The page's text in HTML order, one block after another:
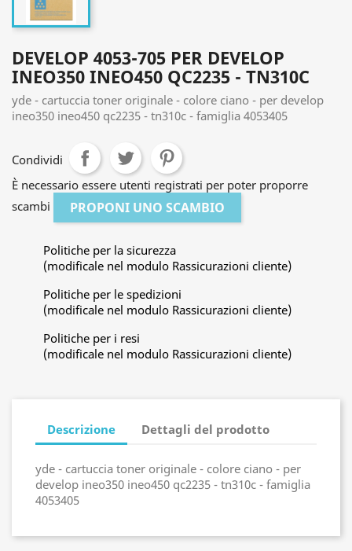
DEVELOP 4053-705 PER DEVELOP
INEO350 INEO450 QC2235 - TN310C
yde - cartuccia toner originale - colore ciano - per develop
ineo350 ineo450 qc2235 - tn310c - famiglia 4053405
Condividi
È necessario essere utenti registrati per poter proporre
scambi
PROPONI UNO SCAMBIO
Politiche per la sicurezza
(modificale nel modulo Rassicurazioni cliente)
Politiche per le spedizioni
(modificale nel modulo Rassicurazioni cliente)
Politiche per i resi
(modificale nel modulo Rassicurazioni cliente)
Descrizione Dettagli del prodotto
yde - cartuccia toner originale - colore ciano - per
develop ineo350 ineo450 qc2235 - tn310c - famiglia
4053405